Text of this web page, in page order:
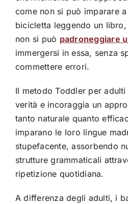
come non si può imparare
bicicletta leggendo un
non si può padroneggiare
immergersi in essa, senza
commettere errori.
Il metodo Toddler per
verità e incoraggia un
tanto naturale quanto
imparano le loro lingue
stupefacente, assorbendo
strutture grammaticali
ripetizione quotidiana.
A differenza degli adulti, i